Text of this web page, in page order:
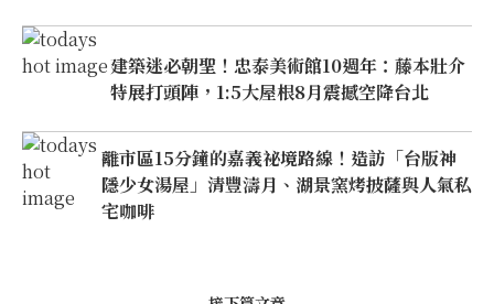
建築迷必朝聖！忠泰美術館10週年：藤本壯介
特展打頭陣，1:5大屋根8月震撼空降台北
離市區15分鐘的嘉義祕境路線！造訪「台版神
隱少女湯屋」清豐濤月、湖景窯烤披薩與人氣私
宅咖啡